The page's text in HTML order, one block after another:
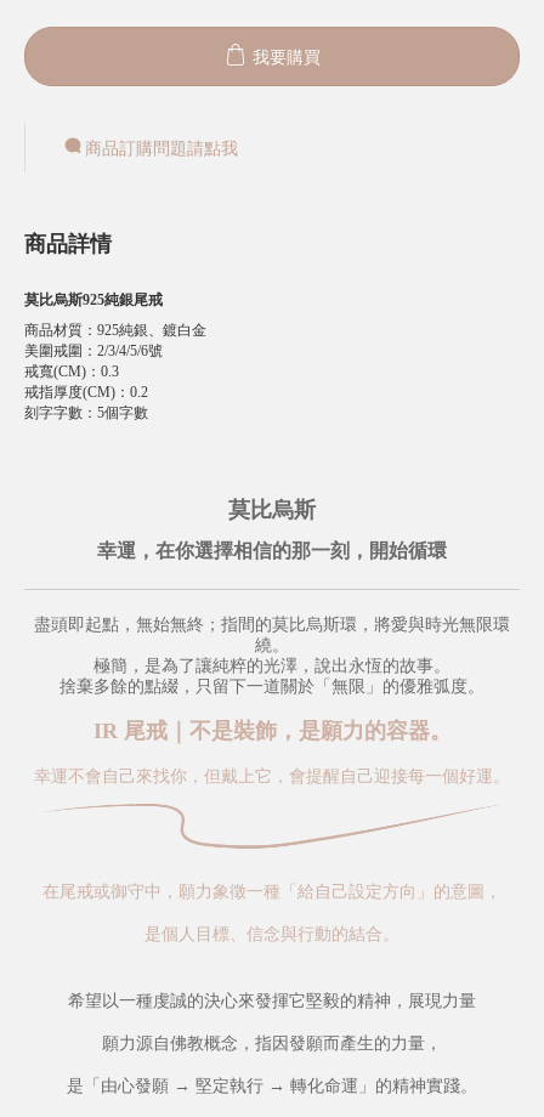
我要購買
商品訂購問題請點我
商品詳情
莫比烏斯925純銀尾戒
商品材質 ： 925純銀、鍍白金
美圍戒圍 ： 2/3/4/5/6號
戒寬(CM) ： 0.3
戒指厚度(CM) ： 0.2
刻字字數 ： 5個字數
莫比烏斯
幸運，在你選擇相信的那一刻，開始循環
盡頭即起點，無始無終；指間的莫比烏斯環，將愛與時光無限環
繞。
極簡，是為了讓純粹的光澤，說出永恆的故事。
捨棄多餘的點綴，只留下一道關於「無限」的優雅弧度。
IR 尾戒｜不是裝飾，是願力的容器。
幸運不會自己來找你，但戴上它，會提醒自己迎接每一個好運。
在尾戒或御守中，願力象徵一種「給自己設定方向」的意圖，
是個人目標、信念與行動的結合。
希望以一種虔誠的決心來發揮它堅毅的精神，展現力量
願力源自佛教概念，指因發願而產生的力量，
是「由心發願 → 堅定執行 → 轉化命運」的精神實踐。